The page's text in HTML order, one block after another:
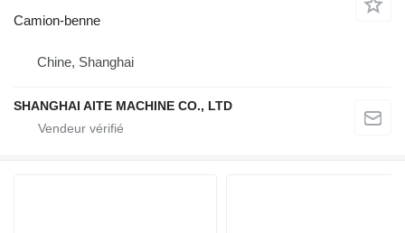
Camion-benne
Chine, Shanghai
SHANGHAI AITE MACHINE CO., LTD